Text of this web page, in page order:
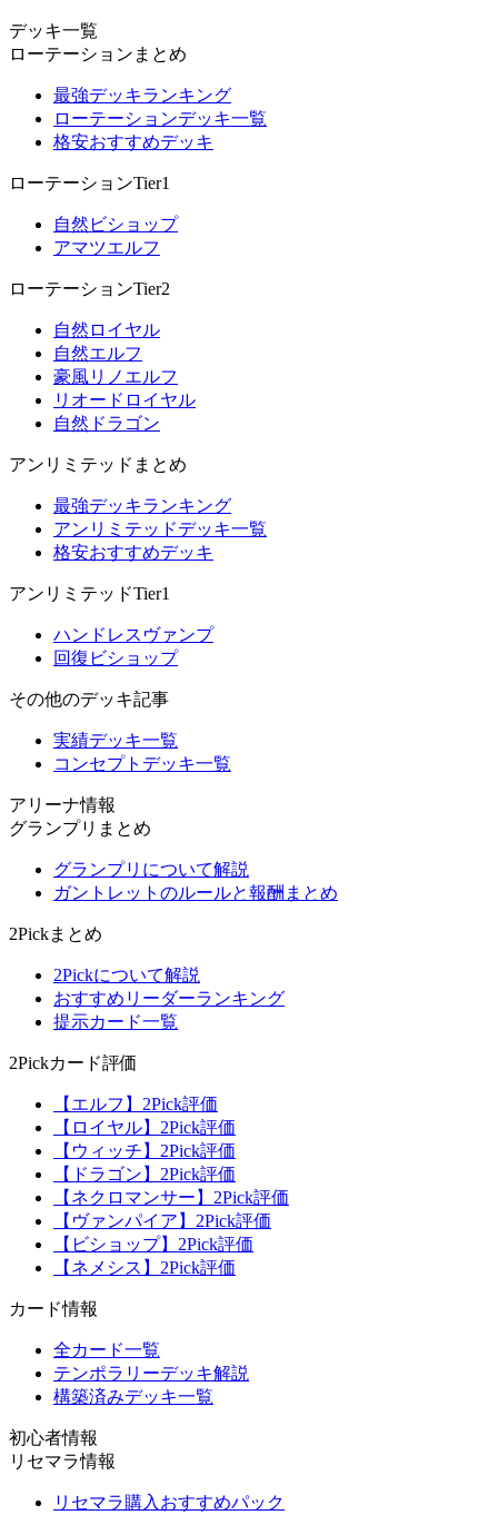
デッキ一覧
ローテーションまとめ
最強デッキランキング
ローテーションデッキ一覧
格安おすすめデッキ
ローテーションTier1
自然ビショップ
アマツエルフ
ローテーションTier2
自然ロイヤル
自然エルフ
豪風リノエルフ
リオードロイヤル
自然ドラゴン
アンリミテッドまとめ
最強デッキランキング
アンリミテッドデッキ一覧
格安おすすめデッキ
アンリミテッドTier1
ハンドレスヴァンプ
回復ビショップ
その他のデッキ記事
実績デッキ一覧
コンセプトデッキ一覧
アリーナ情報
グランプリまとめ
グランプリについて解説
ガントレットのルールと報酬まとめ
2Pickまとめ
2Pickについて解説
おすすめリーダーランキング
提示カード一覧
2Pickカード評価
【エルフ】2Pick評価
【ロイヤル】2Pick評価
【ウィッチ】2Pick評価
【ドラゴン】2Pick評価
【ネクロマンサー】2Pick評価
【ヴァンパイア】2Pick評価
【ビショップ】2Pick評価
【ネメシス】2Pick評価
カード情報
全カード一覧
テンポラリーデッキ解説
構築済みデッキ一覧
初心者情報
リセマラ情報
リセマラ購入おすすめパック